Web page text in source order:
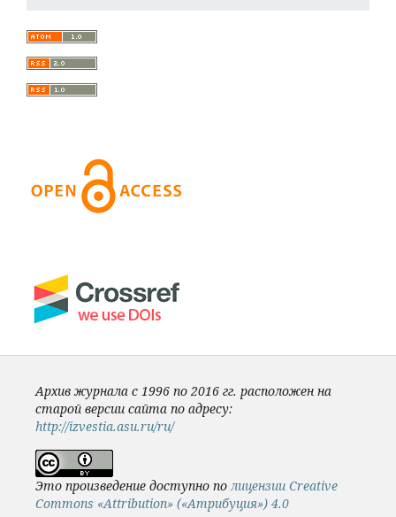
Архив журнала с 1996 по 2016 гг. расположен на
старой версии сайта по адресу:
http://izvestia.asu.ru/ru/
Это произведение доступно полицензии Creative
Commons «Attribution» («Атрибуция») 4.0